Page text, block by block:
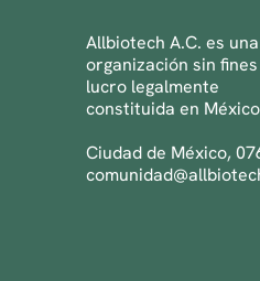
Allbiotech A.C. es una
organización sin
lucro legalmente
constituida en
Ciudad de México,